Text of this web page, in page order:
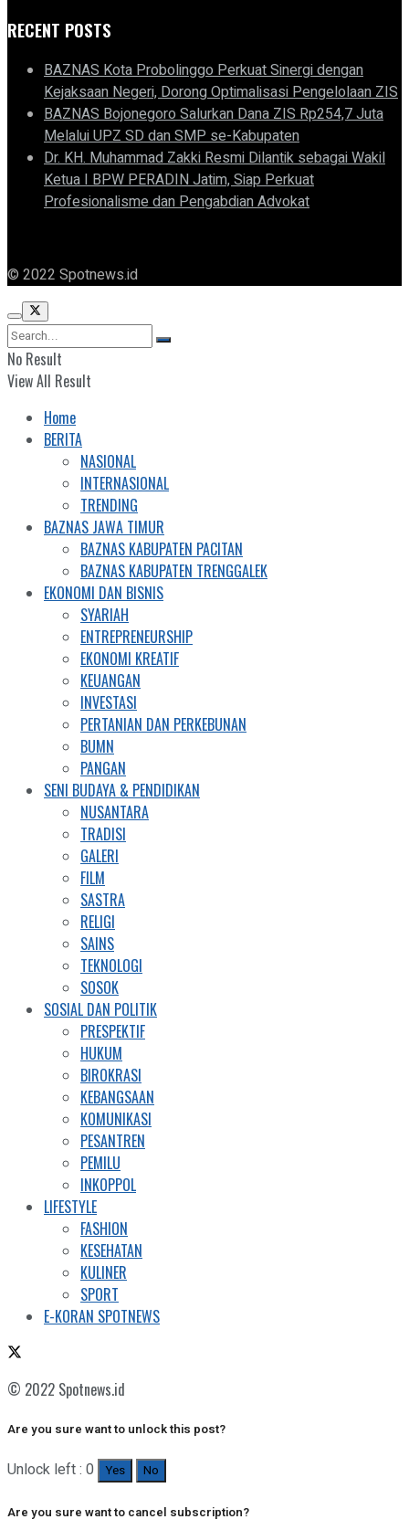
RECENT POSTS
BAZNAS Kota Probolinggo Perkuat Sinergi dengan
Kejaksaan Negeri, Dorong Optimalisasi Pengelolaan ZIS
BAZNAS Bojonegoro Salurkan Dana ZIS Rp254,7 Juta
Melalui UPZ SD dan SMP se-Kabupaten
Dr. KH. Muhammad Zakki Resmi Dilantik sebagai Wakil
Ketua I BPW PERADIN Jatim, Siap Perkuat
Profesionalisme dan Pengabdian Advokat
© 2022 Spotnews.id
No Result
View All Result
Home
BERITA
NASIONAL
INTERNASIONAL
TRENDING
BAZNAS JAWA TIMUR
BAZNAS KABUPATEN PACITAN
BAZNAS KABUPATEN TRENGGALEK
EKONOMI DAN BISNIS
SYARIAH
ENTREPRENEURSHIP
EKONOMI KREATIF
KEUANGAN
INVESTASI
PERTANIAN DAN PERKEBUNAN
BUMN
PANGAN
SENI BUDAYA & PENDIDIKAN
NUSANTARA
TRADISI
GALERI
FILM
SASTRA
RELIGI
SAINS
TEKNOLOGI
SOSOK
SOSIAL DAN POLITIK
PRESPEKTIF
HUKUM
BIROKRASI
KEBANGSAAN
KOMUNIKASI
PESANTREN
PEMILU
INKOPPOL
LIFESTYLE
FASHION
KESEHATAN
KULINER
SPORT
E-KORAN SPOTNEWS
© 2022 Spotnews.id
Are you sure want to unlock this post?
Unlock left : 0 Yes No
Are you sure want to cancel subscription?